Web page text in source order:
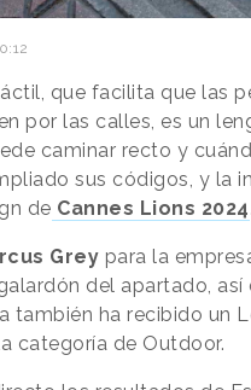
que facilita que las
por las calles, es un
caminar recto y
sus códigos, y la
de Cannes Lions 2024
Grey para la
del apartado, así
también ha recibido un
categoría de Outdoor.